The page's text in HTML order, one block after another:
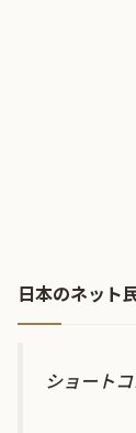
日本のネット
ショート